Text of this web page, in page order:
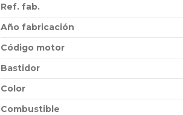
Ref. fab.
Año fabricación
Código motor
Bastidor
Color
Combustible